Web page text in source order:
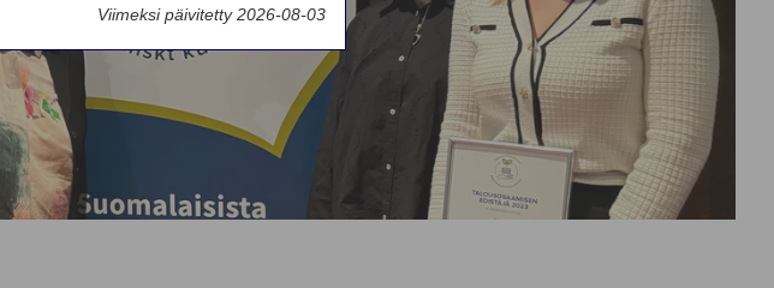
Viimeksi päivitetty 2026-08-03